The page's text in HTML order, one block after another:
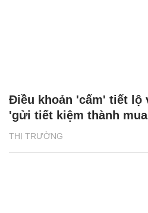
THỊ TRƯỜNG
Điều khoản 'cấm' tiết
'gửi tiết kiệm thành